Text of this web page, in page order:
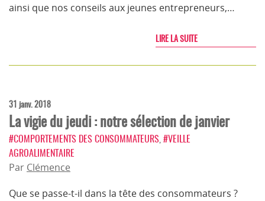
ainsi que nos conseils aux jeunes entrepreneurs,…
LIRE LA SUITE
31 janv. 2018
La vigie du jeudi : notre sélection de janvier
#COMPORTEMENTS DES CONSOMMATEURS #VEILLE
AGROALIMENTAIRE
Par Clémence
Que se passe-t-il dans la tête des consommateurs ?